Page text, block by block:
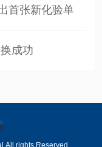
首张新化验单
成功
rights Reserved